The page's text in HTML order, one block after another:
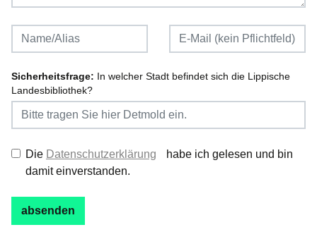
Sicherheitsfrage: In welcher Stadt befindet sich die Lippische
Landesbibliothek?
Die Datenschutzerklärung
habe ich gelesen und bin
damit einverstanden.